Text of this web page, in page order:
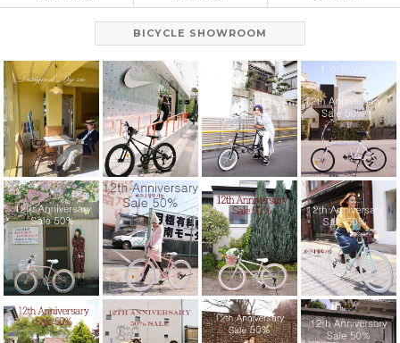
BICYCLE SHOWROOM